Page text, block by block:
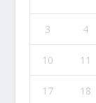
3 4
10 11
17 18